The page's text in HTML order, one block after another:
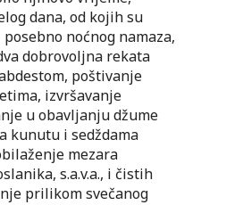
dana, od kojih su
noćnog namaza,
dobrovoljna rekata
poštivanje
izvršavanje
u obavljanju džume
kunutu i sedždama
mezara
s.a.v.a., i čistih
prilikom svečanog